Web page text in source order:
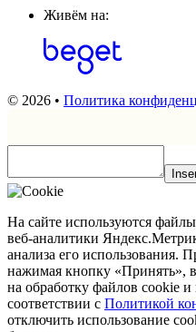
Живём на:
© 2026 • Политика
На сайте используются
веб‑аналитики
анализа его использования.
нажимая кнопку «Принять»,
на обработку файлов cookie
соответствии с Политикой
отключить использование